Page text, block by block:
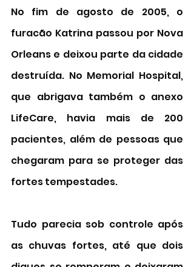
No fim de agosto de 2005, o
furacão Katrina passou por Nova
Orleans e deixou parte da cidade
destruída. No Memorial Hospital,
que abrigava também o anexo
LifeCare, havia mais de 200
pacientes, além de pessoas que
chegaram para se proteger das
fortes tempestades.
Tudo parecia sob controle após
as chuvas fortes, até que dois